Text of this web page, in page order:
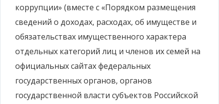
коррупции» (вместе с «Порядком размещения
сведений о доходах, расходах, об имуществе и
обязательствах имущественного характера
отдельных категорий лиц и членов их семей на
официальных сайтах федеральных
государственных органов, органов
государственной власти субъектов Российской